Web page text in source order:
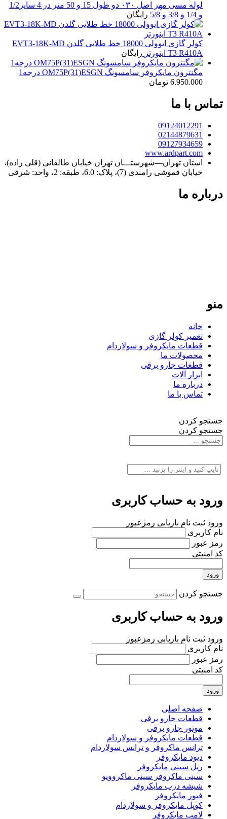
لوله مسی مهر اصل ۰۳۰ دو طول 15 و 50 متر در 4 سایز1/2
و 1/4 و 3/8 و 5/8
رایگان
کولر گازی ایوولی 18000 خط طلایی گلدن EVT3-18K-MD
T3 R410A اینورتر
رایگان
مگنترون مایکروفر سامسونگ OM75P(31)ESGN درجه1
6.950.000 تومان
تماس با ما
09124012291
02144879631
09127934659
www.ardpart.com
استان تهران—شهرستـــان تهران خیابان طالقانی (قلی زاده)،
خیابان قموشی رامندی (7)، پلاک: 6.0، طبقه: 2، واحد: شرقی
درباره ما
منو
خانه
تعمیر کولر گازی
قطعات مایکروفر و سولاردام
محصولات ما
قطعات جارو برقی
ابزار آلات
درباره ما
تماس با ما
جستجو کردن
جستجو کردن
ورود به حساب کاربری
ورود ثبت نام بازیابی رمزعبور
نام کاربری
رمز عبور
کد امنیتی
ورود
جستجو کردن
ورود به حساب کاربری
ورود ثبت نام بازیابی رمزعبور
نام کاربری
رمز عبور
کد امنیتی
ورود
صفحه اصلی
قطعات جارو برقی
موتور جارو برقی
قطعات مایکروفر و سولاردام
ترانس ماکروفر و ترانس سولاردام
دیود مایکروفر
ریل سینی مایکروفر
سینی ماکروفر سینی ماکروویو
شیشه درب مایکروفر
فیوز مایکروفر
کوپل مایکروفر و سولاردام
لامپ مایکروفر